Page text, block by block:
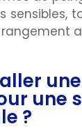
sensibles,
une
?